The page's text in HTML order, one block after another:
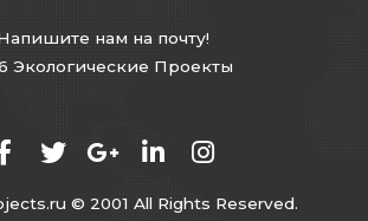
нам на почту!
Экологические Проекты
© 2001 All Rights Reserved.